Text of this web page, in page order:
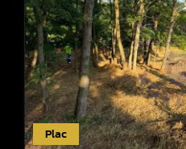
Plac